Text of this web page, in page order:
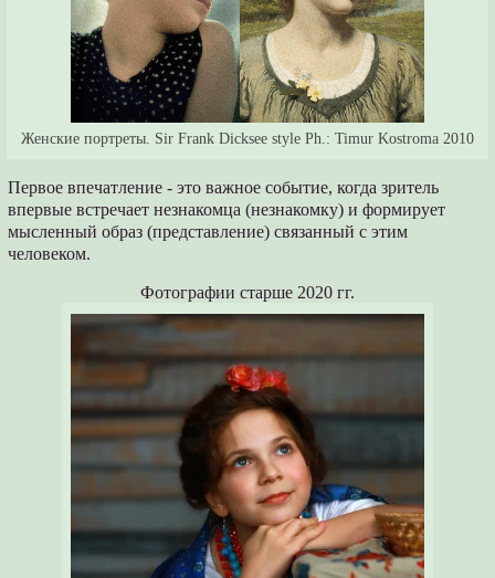
Женские портреты. Sir Frank Dicksee style Ph.: Timur Kostroma 2010
Первое впечатление - это важное событие, когда зритель
впервые встречает незнакомца (незнакомку) и формирует
мысленный образ (представление) связанный с этим
человеком.
Фотографии старше 2020 гг.